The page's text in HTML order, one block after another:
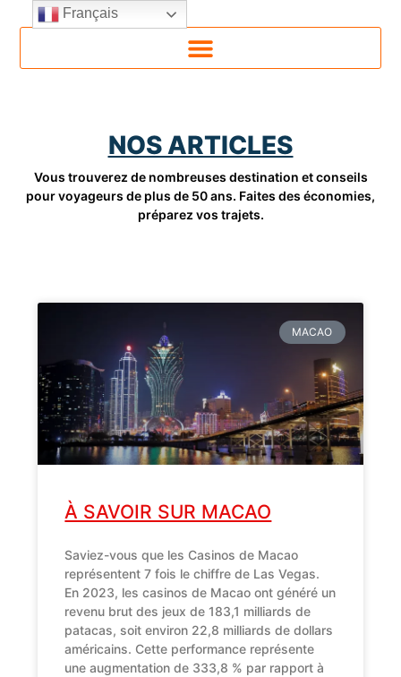
NOS ARTICLES
Vous trouverez de nombreuses destination et conseils
pour voyageurs de plus de 50 ans. Faites des économies,
préparez vos trajets.
MACAO
À SAVOIR SUR MACAO
Saviez-vous que les Casinos de Macao
représentent 7 fois le chiffre de Las Vegas.
En 2023, les casinos de Macao ont généré un
revenu brut des jeux de 183,1 milliards de
patacas, soit environ 22,8 milliards de dollars
américains. Cette performance représente
une augmentation de 333,8 % par rapport à
Français